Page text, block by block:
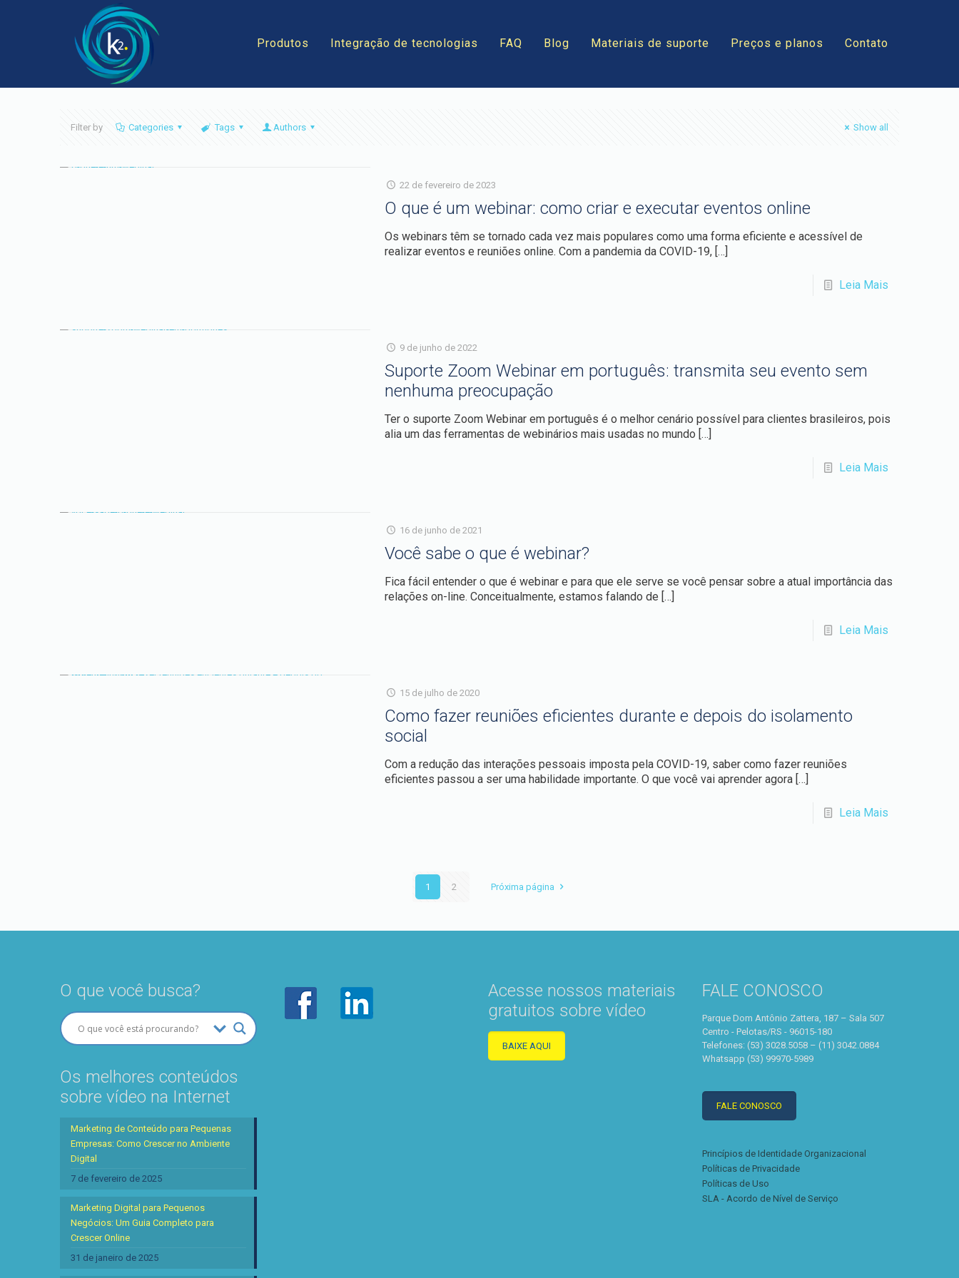
Produtos Integração de tecnologias FAQ Blog Materiais de suporte Preços e planos Contato
Filter by Categories Tags Authors Show all
22 de fevereiro de 2023
O que é um webinar: como criar e executar eventos online
Os webinars têm se tornado cada vez mais populares como uma forma eficiente e acessível de
realizar eventos e reuniões online. Com a pandemia da COVID-19, […]
Leia Mais
9 de junho de 2022
Suporte Zoom Webinar em português: transmita seu evento sem
nenhuma preocupação
Ter o suporte Zoom Webinar em português é o melhor cenário possível para clientes brasileiros, pois
alia um das ferramentas de webinários mais usadas no mundo […]
Leia Mais
16 de junho de 2021
Você sabe o que é webinar?
Fica fácil entender o que é webinar e para que ele serve se você pensar sobre a atual importância das
relações on-line. Conceitualmente, estamos falando de […]
Leia Mais
15 de julho de 2020
Como fazer reuniões eficientes durante e depois do isolamento
social
Com a redução das interações pessoais imposta pela COVID-19, saber como fazer reuniões
eficientes passou a ser uma habilidade importante. O que você vai aprender agora […]
Leia Mais
1 2 Próxima página
O que você busca?
Os melhores conteúdos
sobre vídeo na Internet
Marketing de Conteúdo para Pequenas
Empresas: Como Crescer no Ambiente
Digital
7 de fevereiro de 2025
Marketing Digital para Pequenos
Negócios: Um Guia Completo para
Crescer Online
31 de janeiro de 2025
Acesse nossos materiais
gratuitos sobre vídeo
BAIXE AQUI
FALE CONOSCO
Parque Dom Antônio Zattera, 187 – Sala 507
Centro - Pelotas/RS - 96015-180
Telefones: (53) 3028.5058 – (11) 3042.0884
Whatsapp (53) 99970-5989
FALE CONOSCO
Princípios de Identidade Organizacional
Políticas de Privacidade
Políticas de Uso
SLA - Acordo de Nível de Serviço